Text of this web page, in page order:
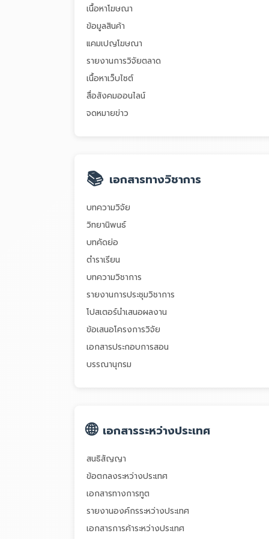
เนื้อหาโฆษณา
ข้อมูลสินค้า
แคมเปญโฆษณา
รายงานการวิจัยตลาด
เนื้อหาเว็บไซต์
สื่อสังคมออนไลน์
จดหมายข่าว
📚 เอกสารทางวิชาการ
บทความวิจัย
วิทยานิพนธ์
บทคัดย่อ
ตำราเรียน
บทความวิชาการ
รายงานการประชุมวิชาการ
โปสเตอร์นำเสนอผลงาน
ข้อเสนอโครงการวิจัย
เอกสารประกอบการสอน
บรรณานุกรม
🌐 เอกสารระหว่างประเทศ
สนธิสัญญา
ข้อตกลงระหว่างประเทศ
เอกสารทางการทูต
รายงานองค์กรระหว่างประเทศ
เอกสารการค้าระหว่างประเทศ